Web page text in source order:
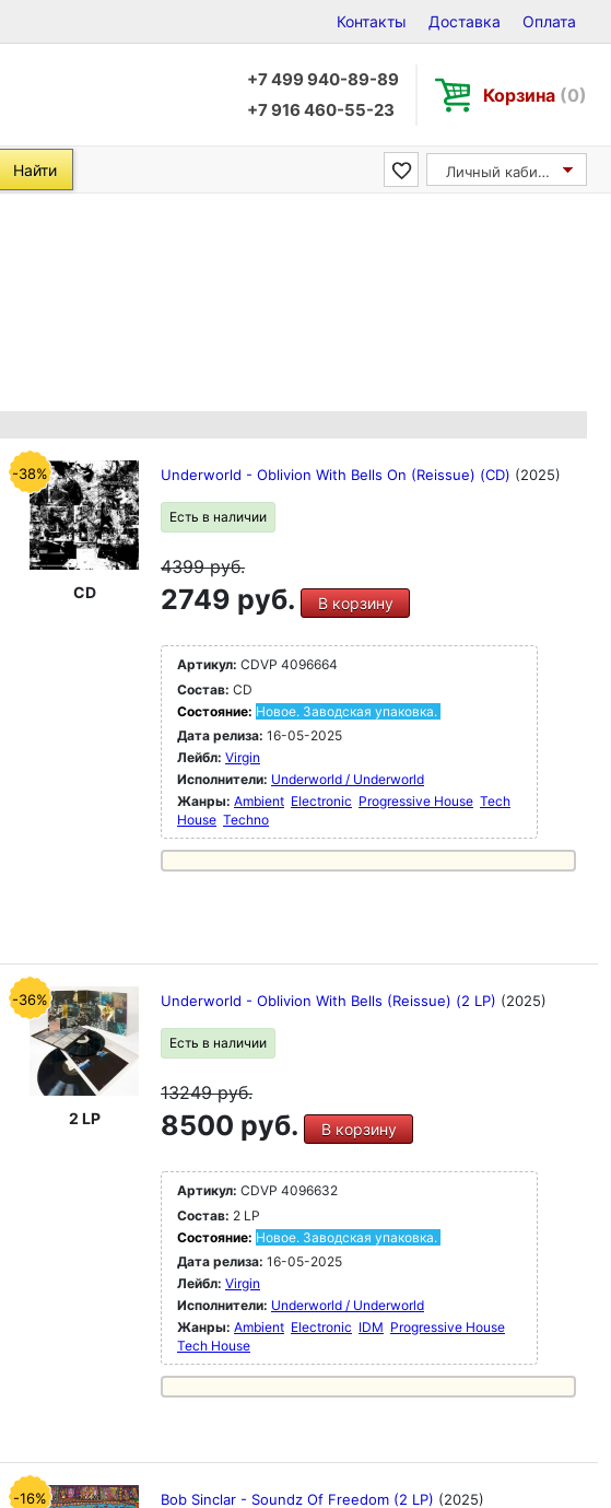
Контакты Доставка Оплата
+7 499 940-89-89
+7 916 460-55-23
Корзина (0)
Найти Личный кабинет
-38%
CD
Underworld - Oblivion With Bells On (Reissue) (CD) (2025)
Есть в наличии
4399руб.
2749 руб. В корзину
Артикул: CDVP 4096664
Состав: CD
Состояние: Новое. Заводская упаковка.
Дата релиза: 16-05-2025
Лейбл: Virgin
Исполнители: Underworld / Underworld
Жанры: Ambient Electronic Progressive House Tech
House Techno
-36%
2 LP
Underworld - Oblivion With Bells (Reissue) (2 LP) (2025)
Есть в наличии
13249руб.
8500 руб. В корзину
Артикул: CDVP 4096632
Состав: 2 LP
Состояние: Новое. Заводская упаковка.
Дата релиза: 16-05-2025
Лейбл: Virgin
Исполнители: Underworld / Underworld
Жанры: Ambient Electronic IDM Progressive House
Tech House
-16% Bob Sinclar - Soundz Of Freedom (2 LP) (2025)